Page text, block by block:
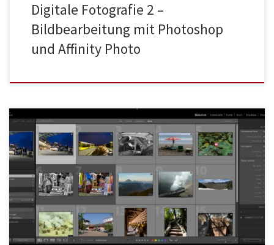
Digitale Fotografie 2 –
Bildbearbeitung mit Photoshop
und Affinity Photo